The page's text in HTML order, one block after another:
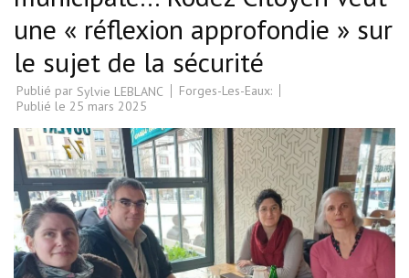
une « réflexion approfondie » sur
le sujet de la sécurité
Publié par Sylvie LEBLANC
Forges-Les-Eaux:
Publié le 25 mars 2025